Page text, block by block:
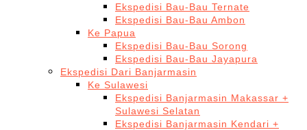
Ekspedisi Bau-Bau Ternate
Ekspedisi Bau-Bau Ambon
Ke Papua
Ekspedisi Bau-Bau Sorong
Ekspedisi Bau-Bau Jayapura
Ekspedisi Dari Banjarmasin
Ke Sulawesi
Ekspedisi Banjarmasin Makassar +
Sulawesi Selatan
Ekspedisi Banjarmasin Kendari +